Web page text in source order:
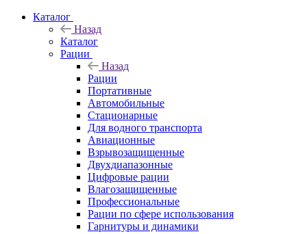
Каталог
Назад
Каталог
Рации
Назад
Рации
Портативные
Автомобильные
Стационарные
Для водного транспорта
Авиационные
Взрывозащищенные
Двухдиапазонные
Цифровые рации
Влагозащищенные
Профессиональные
Рации по сфере использования
Гарнитуры и динамики